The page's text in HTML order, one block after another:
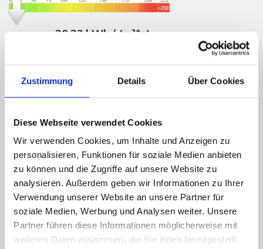
Zustimmung Details Über Cookies
Diese Webseite verwendet Cookies
Wir verwenden Cookies, um Inhalte und Anzeigen zu
personalisieren, Funktionen für soziale Medien anbieten
zu können und die Zugriffe auf unsere Website zu
analysieren. Außerdem geben wir Informationen zu Ihrer
Verwendung unserer Website an unsere Partner für
soziale Medien, Werbung und Analysen weiter. Unsere
Partner führen diese Informationen möglicherweise mit
weiteren Daten zusammen, die Sie ihnen bereitgestellt
20,22 kWh / (m²*a)
Energieausweis gültig bis
08.04.2029
Energieausweis Werteklasse
A_PLUS
Energieausweis Baujahr
2019
Energieausweis Gebäudeart
Wohngebäude
Heizung
Fußbodenheizung